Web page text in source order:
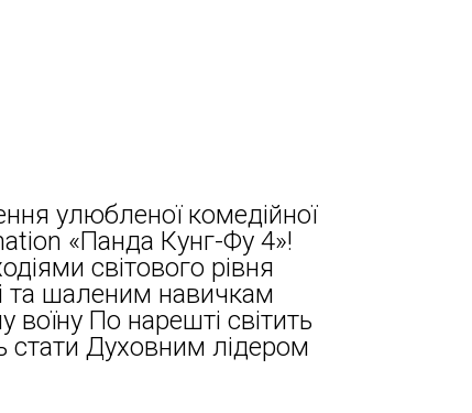
улюбленої комедійної
«Панда Кунг-Фу 4»!
світового рівня
та шаленим навичкам
По нарешті світить
стати Духовним лідером